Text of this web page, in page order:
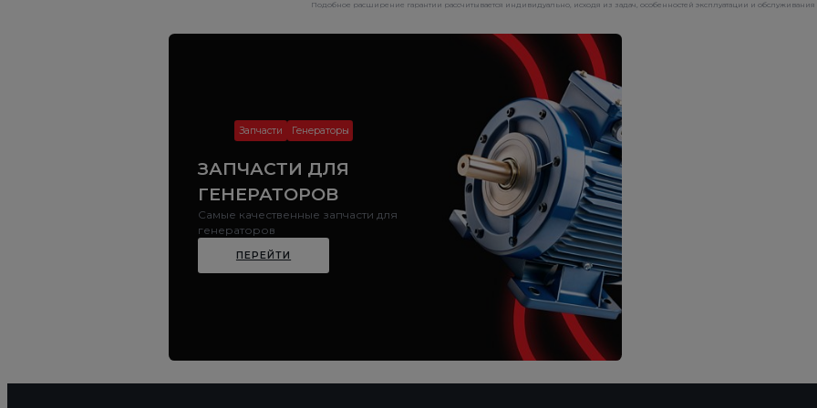
Подобное расширение гарантии рассчитывается индивидуально, исходя из задач, особенностей эксплуатации и обслуживания
Запчасти Генераторы
ЗАПЧАСТИ ДЛЯ
ГЕНЕРАТОРОВ
Самые качественные запчасти для
генераторов
ПЕРЕЙТИ